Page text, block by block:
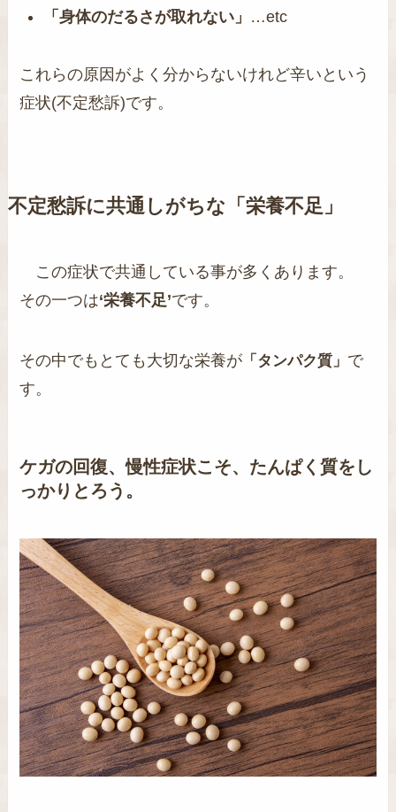
「身体のだるさが取れない」 …etc
これらの原因がよく分からないけれど辛いという
症状(不定愁訴)です。
不定愁訴に共通しがちな「栄養不足」
この症状で共通している事が多くあります。
その一つは‘栄養不足’です。
その中でもとても大切な栄養が 「タンパク質」 で
す。
ケガの回復、慢性症状こそ、たんぱく質をし
っかりとろう。